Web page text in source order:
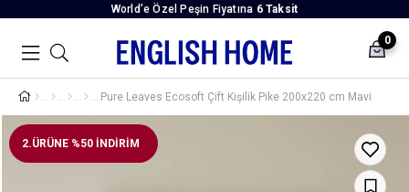
World’e Özel Peşin Fiyatına 6 Taksit
0
Pure Leaves Ecosoft Çift Kişilik Pike 200x220 cm Mavi
2.ÜRÜNE %50 İNDİRİM